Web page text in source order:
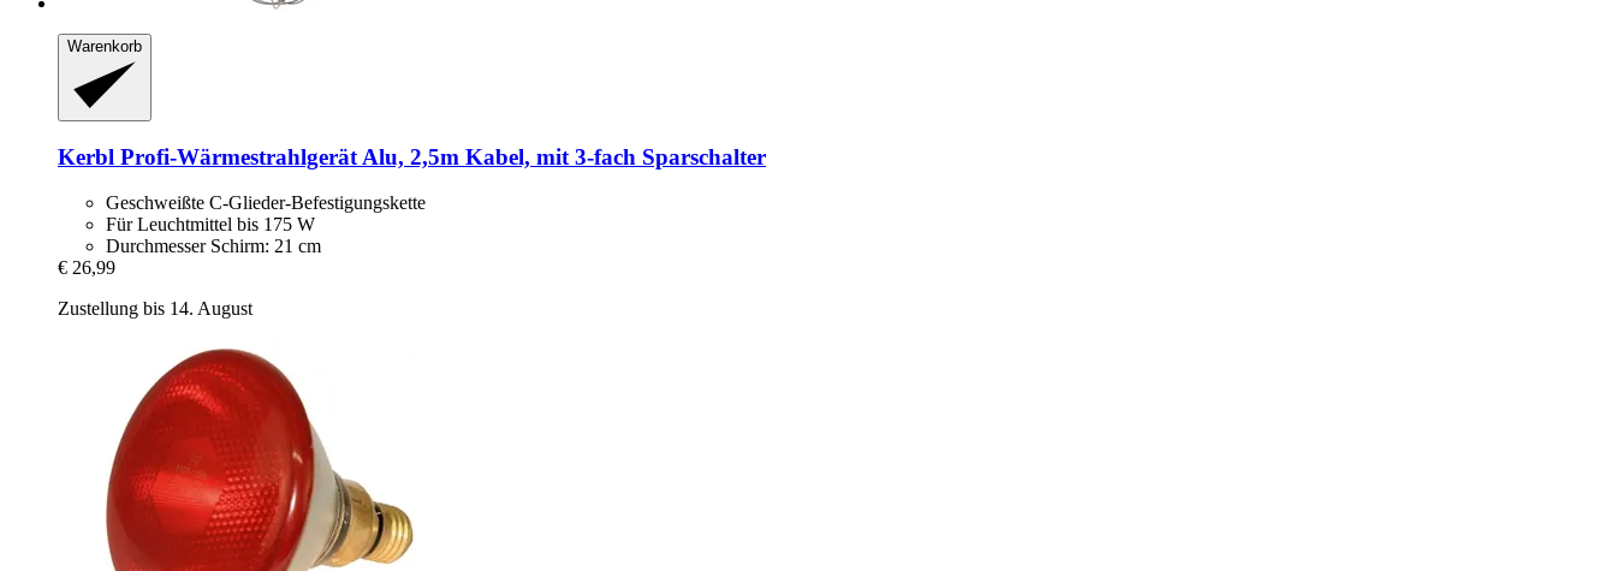
Warenkorb
Kerbl Profi-​Wärmestrahlgerät Alu, 2,5m Kabel, mit 3-​fach Sparschalter
Geschweißte C-Glieder-Befestigungskette
Für Leuchtmittel bis 175 W
Durchmesser Schirm: 21 cm
€ 26,99
Zustellung bis 14. August